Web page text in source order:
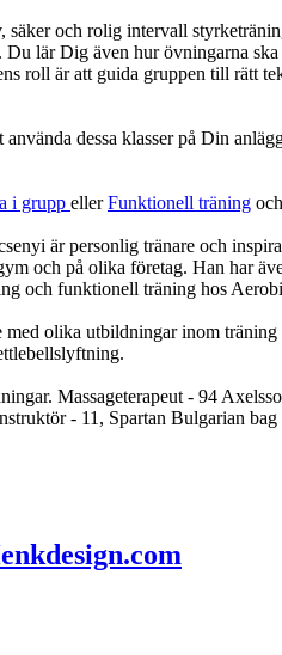
och rolig intervall
Du lär Dig även hur övningarna
roll är att guida gruppen till rätt
dessa klasser på Din
i grupp ellerFunktionell träning
är personlig tränare och
och på olika företag. Han har
och funktionell träning hos
olika utbildningar inom
Massageterapeut - 94
- 11, Spartan Bulgarian